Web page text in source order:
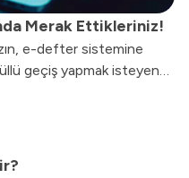
Merak Ettikleriniz!
e-defter sistemine
geçiş yapmak isteyen
İmzalarını temin ettikten
yaparak, elektronik